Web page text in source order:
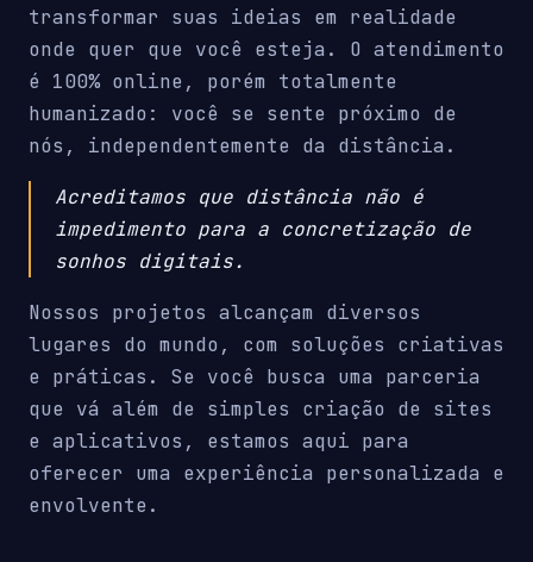
transformar suas ideias em realidade
onde quer que você esteja. O atendimento
é 100% online, porém totalmente
humanizado: você se sente próximo de
nós, independentemente da distância.
Acreditamos que distância não é
impedimento para a concretização de
sonhos digitais.
Nossos projetos alcançam diversos
lugares do mundo, com soluções criativas
e práticas. Se você busca uma parceria
que vá além de simples criação de sites
e aplicativos, estamos aqui para
oferecer uma experiência personalizada e
envolvente.